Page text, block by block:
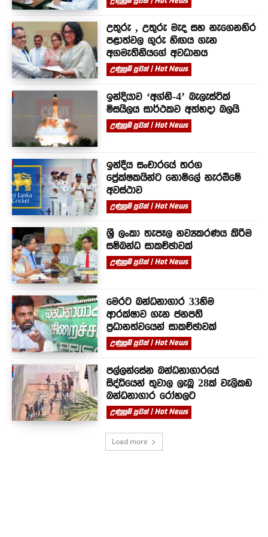
උතුරු , උතුරු මැද සහ නැගෙනහිර
පළාත්වල ගුරු හිඟය ගැන
අගමැතිනියගේ අවධානය
උණුසුම් පුවත් | Hot News
ඉන්දියාව ‘අග්නි-4’ බැලැස්ටික්
මිසයිලය සාර්ථකව අත්හදා බලයි
උණුසුම් පුවත් | Hot News
ඉන්දීය සංචාරයේ තරග
ප්‍රේක්ෂකයින්ට නොමිලේ නැරඹීමේ
අවස්ථාව
උණුසුම් පුවත් | Hot News
ශ්‍රී ලංකා තැපෑල නව්‍යකරණය කිරීම
සම්බන්ධ සාකච්ඡාවක්
උණුසුම් පුවත් | Hot News
මෙරට බන්ධනාගාර 33හිම
ආරක්ෂාව ගැන ජනපති
ප්‍රධානත්වයෙන් සාකච්ඡාවක්
උණුසුම් පුවත් | Hot News
පල්ලන්සේන බන්ධනාගාරයේ
සිද්ධියෙන් තුවාල ලැබූ 28ක් වැලිකඩ
බන්ධනාගාර රෝහලට
උණුසුම් පුවත් | Hot News
Load more